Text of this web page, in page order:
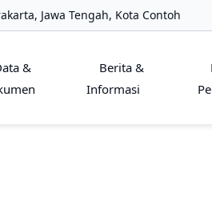
Jawa Tengah, Kota Contoh
&
Berita &
Informasi